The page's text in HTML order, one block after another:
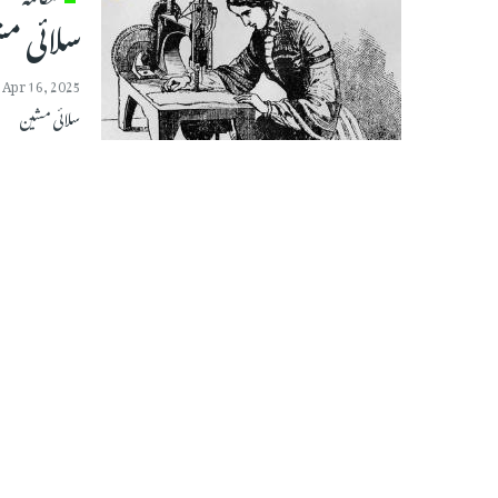
سلائی
Apr 16, 2025
سلائی مشین